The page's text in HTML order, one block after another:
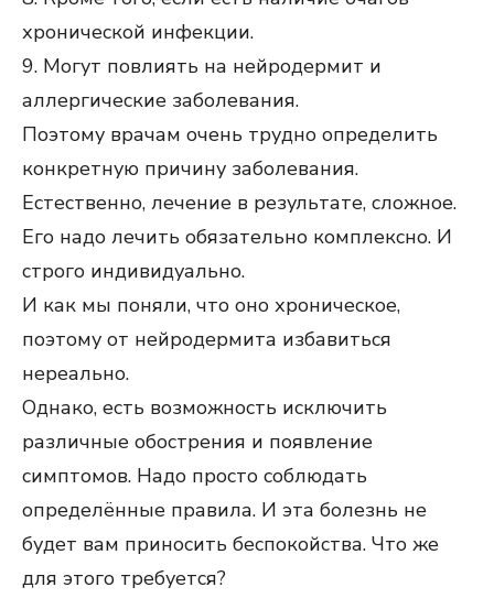
хронической инфекции.
9. Могут повлиять на нейродермит и
аллергические заболевания.
Поэтому врачам очень трудно определить
конкретную причину заболевания.
Естественно, лечение в результате, сложное.
Его надо лечить обязательно комплексно. И
строго индивидуально.
И как мы поняли, что оно хроническое,
поэтому от нейродермита избавиться
нереально.
Однако, есть возможность исключить
различные обострения и появление
симптомов. Надо просто соблюдать
определённые правила. И эта болезнь не
будет вам приносить беспокойства. Что же
для этого требуется?